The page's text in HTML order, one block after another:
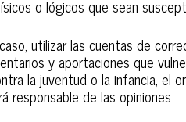
o lógicos que sean
utilizar las cuentas de
y aportaciones que
la juventud o la infancia, el
responsable de las opiniones